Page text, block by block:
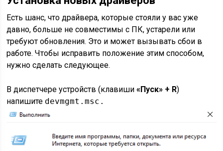
Есть шанс, что драйвера, которые стояли у вас уже
давно, больше не совместимы с ПК, устарели или
требуют обновления. Это и может вызывать сбои в
работе. Чтобы исправить положение этим способом,
нужно сделать следующее.
В диспетчере устройств (клавиши«Пуск» + R)
напишите devmgmt.msc.